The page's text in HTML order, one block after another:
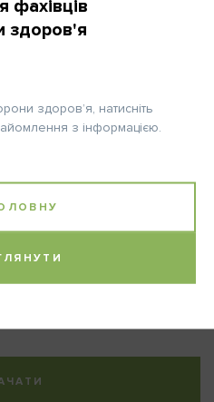
фахівців
здоров'я
здоров’я, натисніть
з інформацією.